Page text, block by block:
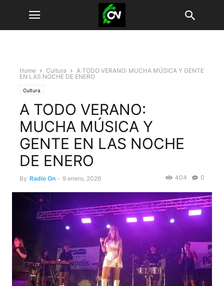
Home Cultura
A TODO VERANO: MUCHA MÚSICA Y GENTE
EN LAS NOCHE DE ENERO
Cultura
A TODO VERANO:
MUCHA MÚSICA Y
GENTE EN LAS NOCHE
DE ENERO
By Radio On - 9 enero, 2026 0
404